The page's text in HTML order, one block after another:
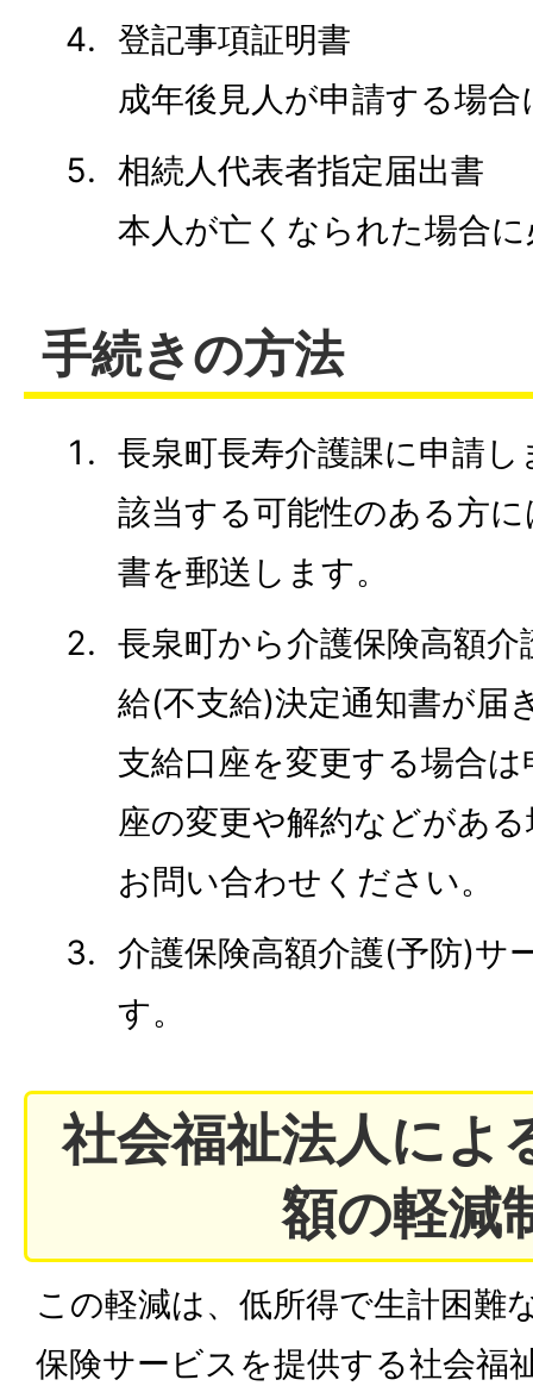
登記事項証明書
成年後見人が申請する場
相続人代表者指定届出書
本人が亡くなられた場合
手続きの方法
長泉町長寿介護課に申請し
該当する可能性のある方
書を郵送します。
長泉町から介護保険高額
給(不支給)決定通知書が届
支給口座を変更する場合
座の変更や解約などがあ
お問い合わせください。
介護保険高額介護(予防)サ
す。
社会福祉法人によ
額の軽減
この軽減は、低所得で生計困難
保険サービスを提供する社会福